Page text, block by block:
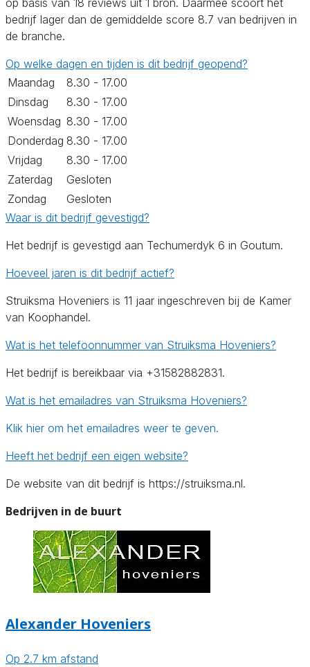
bedrijf lager dan de gemiddelde score 8.7 van bedrijven in
de branche.
Op welke dagen en tijden is dit bedrijf geopend?
Maandag
8.30 - 17.00
Dinsdag
8.30 - 17.00
Woensdag 8.30 - 17.00
Donderdag 8.30 - 17.00
Vrijdag
8.30 - 17.00
Zaterdag
Gesloten
Zondag
Gesloten
Waar is dit bedrijf gevestigd?
Het bedrijf is gevestigd aan Techumerdyk 6 in Goutum.
Hoeveel jaren is dit bedrijf actief?
Struiksma Hoveniers is 11 jaar ingeschreven bij de Kamer
van Koophandel.
Wat is het telefoonnummer van Struiksma Hoveniers?
Het bedrijf is bereikbaar via +31582882831.
Wat is het emailadres van Struiksma Hoveniers?
Klik hier om het emailadres weer te geven.
Heeft het bedrijf een eigen website?
De website van dit bedrijf is https://struiksma.nl.
Bedrijven in de buurt
Alexander Hoveniers
Op 2.7 km afstand